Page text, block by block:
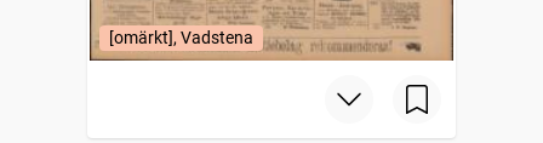
[omärkt], Vadstena